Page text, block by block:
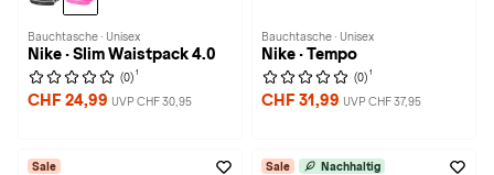
Bauchtasche · Unisex
Nike · Slim Waistpack 4.0
(0) 1
CHF 24,99 UVP CHF 30,95
Bauchtasche · Unisex
Nike · Tempo
(0) 1
CHF 31,99 UVP CHF 37,95
Sale Sale Nachhaltig